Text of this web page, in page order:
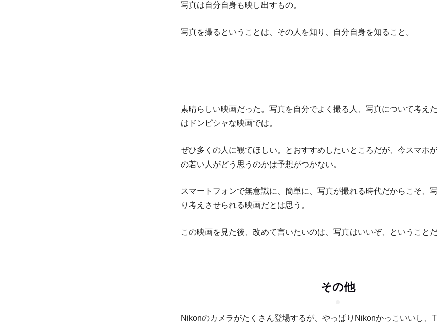
写真は自分自身も映し出すもの。
写真を撮るということは、その人を知り、自分自身を知ること。
素晴らしい映画だった。写真を自分でよく撮る人、写真について考え
はドンピシャな映画では。
ぜひ多くの人に観てほしい。とおすすめしたいところだが、今スマホ
の若い人がどう思うのかは予想がつかない。
スマートフォンで無意識に、簡単に、写真が撮れる時代だからこそ、
り考えさせられる映画だとは思う。
この映画を見た後、改めて言いたいのは、写真はいいぞ、ということだ
その他
Nikonのカメラがたくさん登場するが、やっぱりNikonかっこいいし、